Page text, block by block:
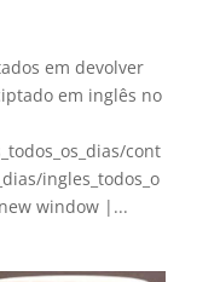
em devolver
em inglês no
cont
ingles_todos_o
window |...